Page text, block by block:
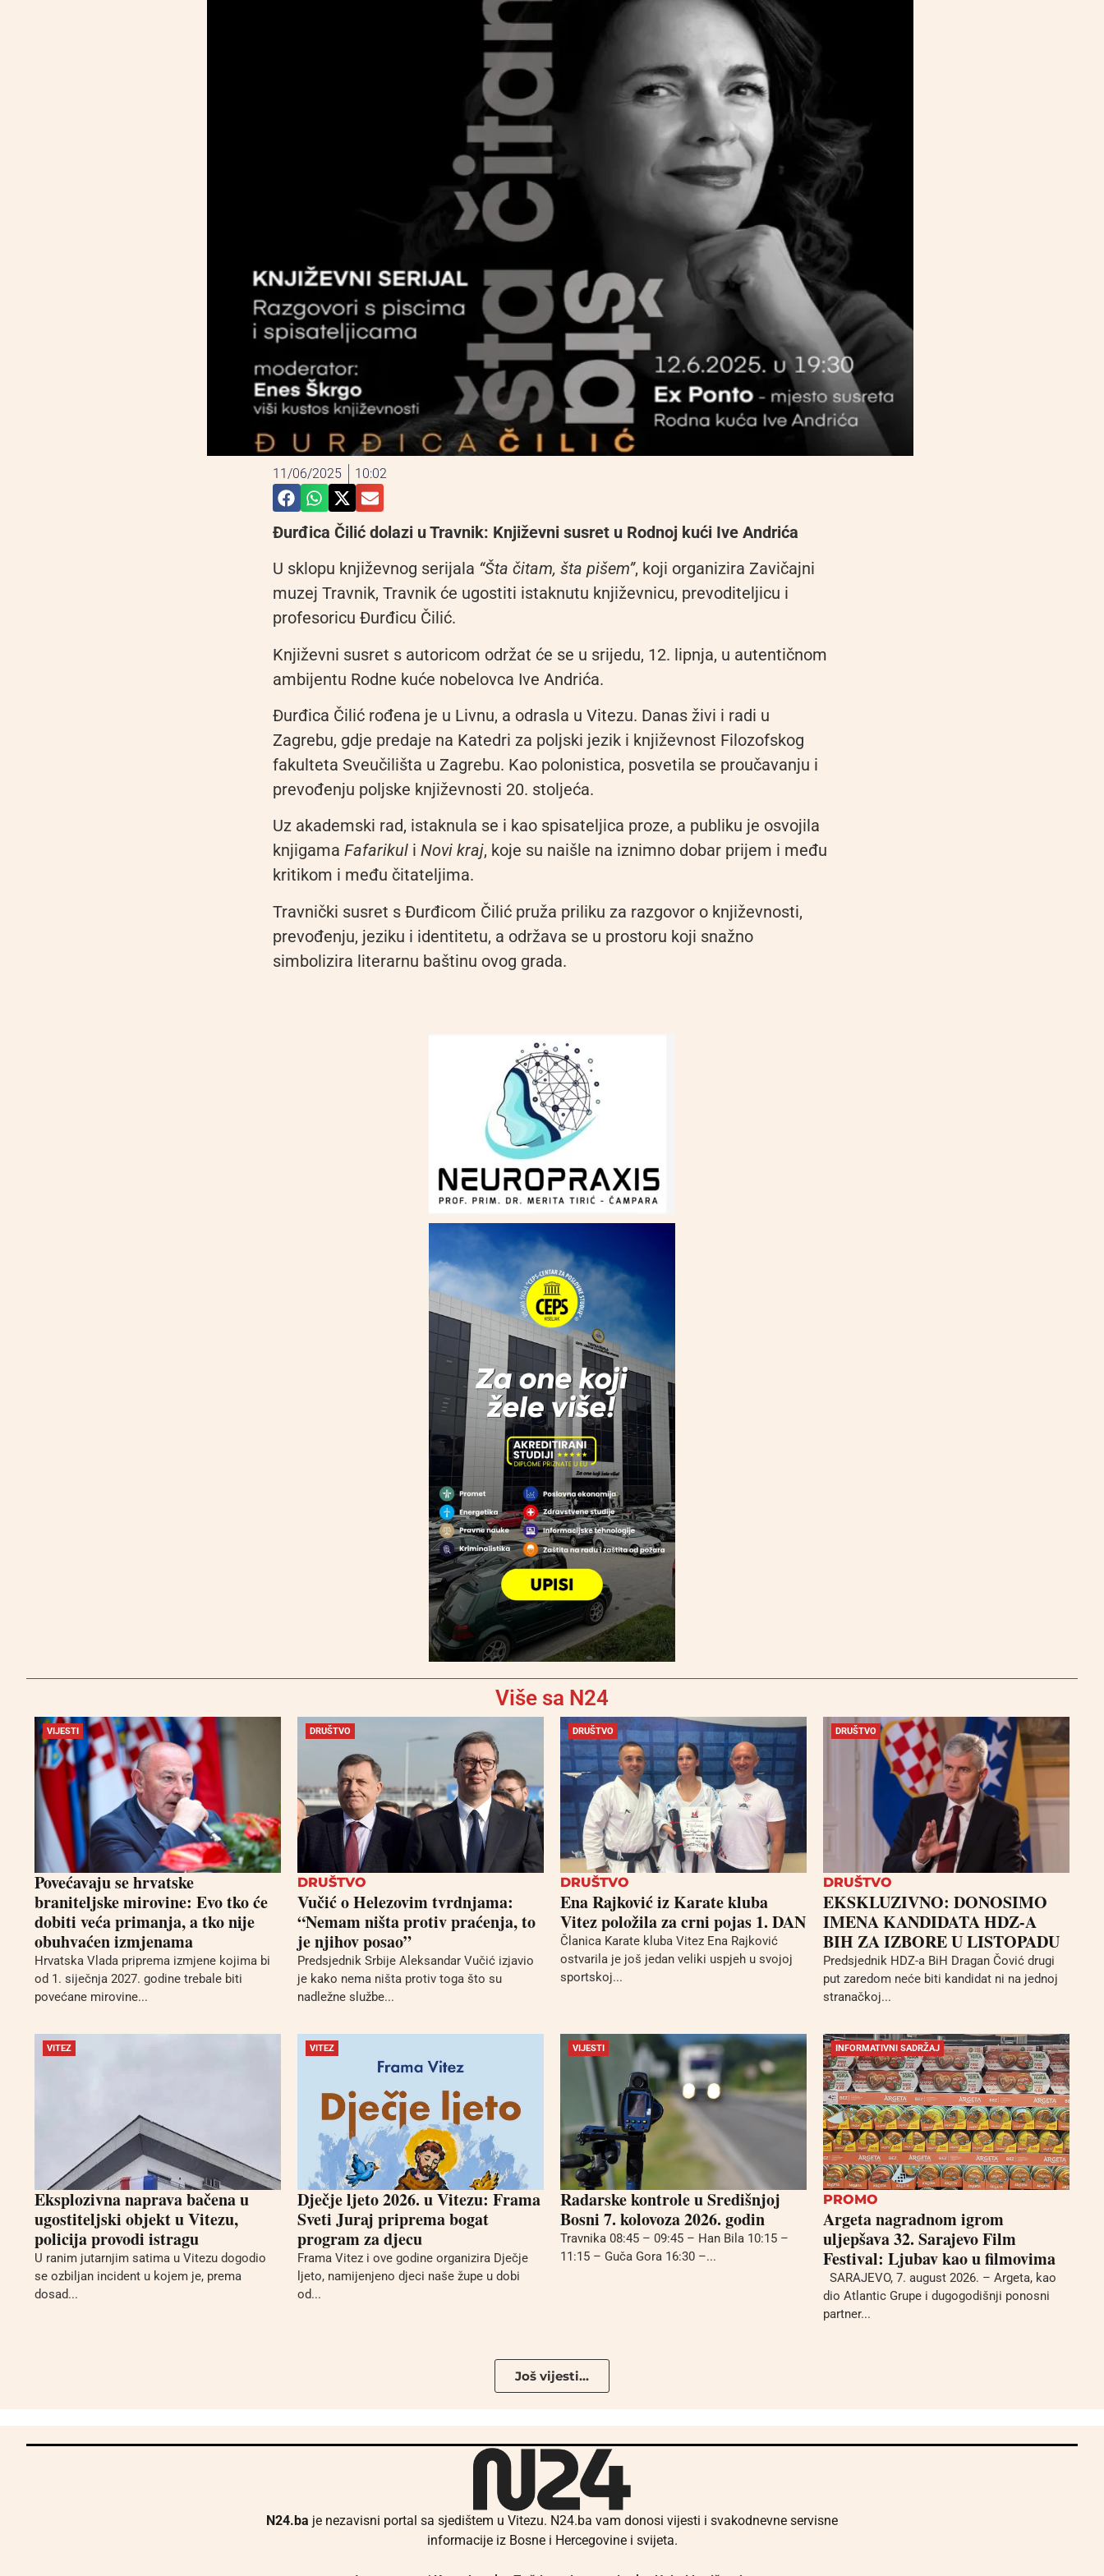
11/06/2025 10:02
Đurđica Čilić dolazi u Travnik: Književni susret u Rodnoj kući Ive Andrića
U sklopu književnog serijala “Šta čitam, šta pišem”, koji organizira Zavičajni
muzej Travnik, Travnik će ugostiti istaknutu književnicu, prevoditeljicu i
profesoricu Đurđicu Čilić.
Književni susret s autoricom održat će se u srijedu, 12. lipnja, u autentičnom
ambijentu Rodne kuće nobelovca Ive Andrića.
Đurđica Čilić rođena je u Livnu, a odrasla u Vitezu. Danas živi i radi u
Zagrebu, gdje predaje na Katedri za poljski jezik i književnost Filozofskog
fakulteta Sveučilišta u Zagrebu. Kao polonistica, posvetila se proučavanju i
prevođenju poljske književnosti 20. stoljeća.
Uz akademski rad, istaknula se i kao spisateljica proze, a publiku je osvojila
knjigama Fafarikul i Novi kraj, koje su naišle na iznimno dobar prijem i među
kritikom i među čitateljima.
Travnički susret s Đurđicom Čilić pruža priliku za razgovor o književnosti,
prevođenju, jeziku i identitetu, a održava se u prostoru koji snažno
simbolizira literarnu baštinu ovog grada.
Više sa N24
VIJESTI
Povećavaju se hrvatske
braniteljske mirovine: Evo tko će
dobiti veća primanja, a tko nije
obuhvaćen izmjenama
Hrvatska Vlada priprema izmjene kojima bi
od 1. siječnja 2027. godine trebale biti
povećane mirovine...
DRUŠTVO
DRUŠTVO
Vučić o Helezovim tvrdnjama:
“Nemam ništa protiv praćenja, to
je njihov posao”
Predsjednik Srbije Aleksandar Vučić izjavio
je kako nema ništa protiv toga što su
nadležne službe...
DRUŠTVO
DRUŠTVO
Ena Rajković iz Karate kluba
Vitez položila za crni pojas 1. DAN
Članica Karate kluba Vitez Ena Rajković
ostvarila je još jedan veliki uspjeh u svojoj
sportskoj...
DRUŠTVO
DRUŠTVO
EKSKLUZIVNO: DONOSIMO
IMENA KANDIDATA HDZ-A
BIH ZA IZBORE U LISTOPADU
Predsjednik HDZ-a BiH Dragan Čović drugi
put zaredom neće biti kandidat ni na jednoj
stranačkoj...
VITEZ
Eksplozivna naprava bačena u
ugostiteljski objekt u Vitezu,
policija provodi istragu
U ranim jutarnjim satima u Vitezu dogodio
se ozbiljan incident u kojem je, prema
dosad...
VITEZ
Dječje ljeto 2026. u Vitezu: Frama
Sveti Juraj priprema bogat
program za djecu
Frama Vitez i ove godine organizira Dječje
ljeto, namijenjeno djeci naše župe u dobi
od...
VIJESTI
Radarske kontrole u Središnjoj
Bosni 7. kolovoza 2026. godin
Travnika 08:45 – 09:45 – Han Bila 10:15 –
11:15 – Guča Gora 16:30 –...
INFORMATIVNI SADRŽAJ
PROMO
Argeta nagradnom igrom
uljepšava 32. Sarajevo Film
Festival: Ljubav kao u filmovima
SARAJEVO, 7. august 2026. – Argeta, kao
dio Atlantic Grupe i dugogodišnji ponosni
partner...
Još vijesti...
N24.ba je nezavisni portal sa sjedištem u Vitezu. N24.ba vam donosi vijesti i svakodnevne servisne
informacije iz Bosne i Hercegovine i svijeta.